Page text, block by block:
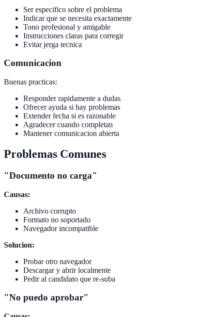
Ser especifico sobre el problema
Indicar que se necesita exactamente
Tono profesional y amigable
Instrucciones claras para corregir
Evitar jerga tecnica
Comunicacion
Buenas practicas:
Responder rapidamente a dudas
Ofrecer ayuda si hay problemas
Extender fecha si es razonable
Agradecer cuando completan
Mantener comunicacion abierta
Problemas Comunes
"Documento no carga"
Causas:
Archivo corrupto
Formato no soportado
Navegador incompatible
Solucion:
Probar otro navegador
Descargar y abrir localmente
Pedir al candidato que re-suba
"No puedo aprobar"